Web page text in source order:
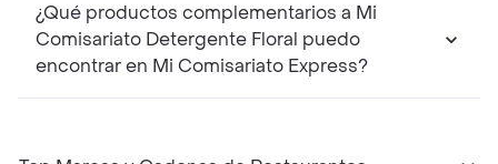
¿Qué productos complementarios a Mi
Comisariato Detergente Floral puedo
encontrar en Mi Comisariato Express?